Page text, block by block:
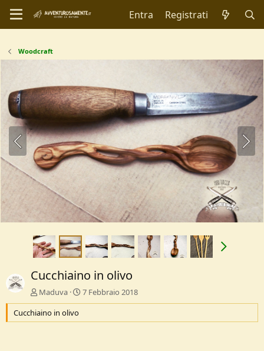
Entra Registrati
Woodcraft
Cucchiaino in olivo
Maduva
7 Febbraio 2018
Cucchiaino in olivo